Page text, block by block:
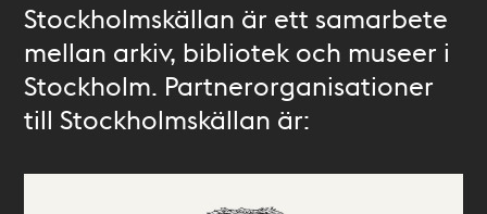
Stockholmskällan är ett samarbete
mellan arkiv, bibliotek och museer i
Stockholm. Partnerorganisationer
till Stockholmskällan är: